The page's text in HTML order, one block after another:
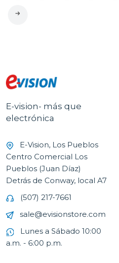
E-vision- más que
electrónica
E-Vision, Los Pueblos
Centro Comercial Los
Pueblos (Juan Díaz)
Detrás de Conway, local A7
(507) 217-7661
sale@evisionstore.com
Lunes a Sábado 10:00
a.m. - 6:00 p.m.